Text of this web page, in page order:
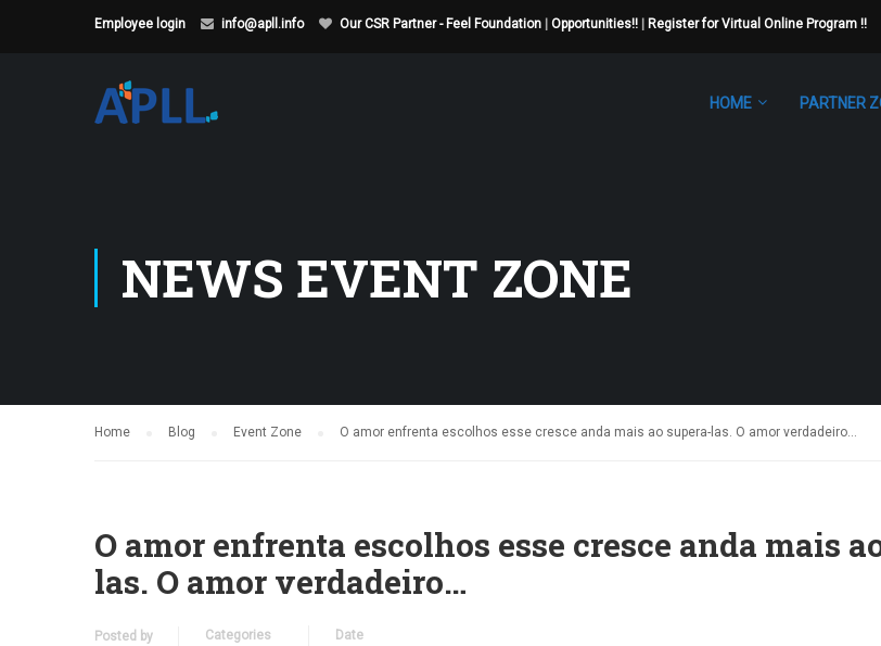
Employee login info@apll.info Our CSR Partner - Feel Foundation Opportunities!! Register for Virtual Online Program !!
HOME PARTNER
NEWS EVENT ZONE
Home Blog Event Zone O amor enfrenta escolhos esse cresce anda mais ao supera-las. O amor verdadeiro…
O amor enfrenta escolhos esse cresce anda mais
las. O amor verdadeiro…
Posted by
Categories
Date